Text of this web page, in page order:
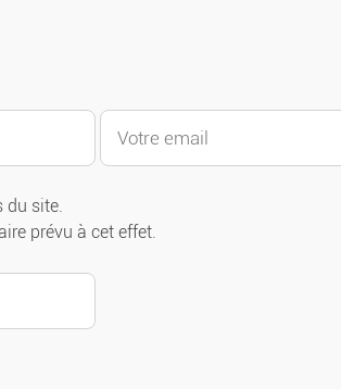
du site.
prévu à cet effet.